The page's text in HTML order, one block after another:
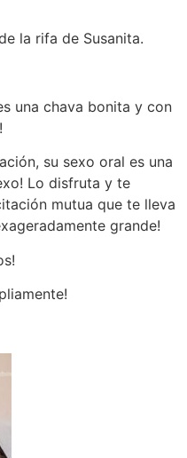
la rifa de Susanita.
una chava bonita y con
su sexo oral es una
Lo disfruta y te
mutua que te lleva
grande!